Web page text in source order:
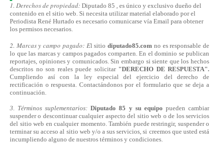
1. Derechos de propiedad: Diputado 85 , es único y exclusivo dueño del
contenido en el sitio web. Si necesita utilizar material elaborado por el
Periodista René Hurtado es necesario comunicarse vía Email para obtener
los permisos necesarios.
2. Marcas y campo pagado: El sitiodiputado85.com no es responsable de
lo que las marcas y campos pagados comparten. En el dominio se publican
reportajes, opiniones y comunicados. Sin embargo si siente que los hechos
descritos no son reales puede solicitar "DERECHO DE RESPUESTA".
Cumpliendo asícon la ley especial del ejercicio del derecho de
rectificación o respuesta. Contactándonospor el formulario que se deja a
continuación.
3. Términos suplementarios:Diputado 85 y su equipo pueden cambiar
suspender o descontinuar cualquier aspecto del sitio web o de los servicios
del sitio web en cualquier momento. También puede restringir, suspender o
terminar su acceso al sitio web y/o a sus servicios, si creemos que usted está
incumpliendo alguno de nuestros términos y condiciones.